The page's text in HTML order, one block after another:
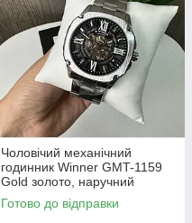
Чоловічий механічний
годинник Winner GMT-1159
Gold золото, наручний
годинник Віннер скелетон
Готово до відправки